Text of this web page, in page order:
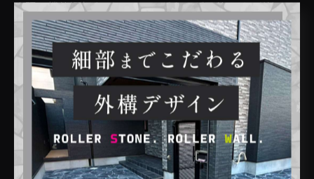
小限の機能選択などでコストダウンが可能です。逆に、
デザイン性や収納力、おしゃれなミニキッチンを重視す
ると費用は高くなりやすい傾向です。複数の業者から見
積もりを取り、総額だけでなく内容や保証条件も比較す
ることが納得リフォームのコツです。
ミニキッチン増設時の工事条件と注意点を解説
ミニキッチン増設リフォームの際は、工事条件の確認が